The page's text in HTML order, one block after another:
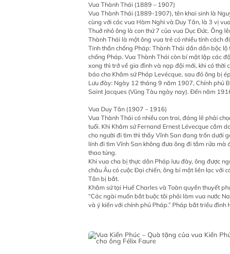
Vua Thành Thái (1889 – 1907)
Vua Thành Thái (1889-1907), tên khai sinh là
cùng với các vua Hàm Nghi và Duy Tân, là 3 vị
Thuở nhỏ ông là con thứ 7 của vua Dục Đức. Ông
Thành Thái là một ông vua trẻ có nhiều tính cách
Tinh thần chống Pháp: Thành Thái dần dần bộc
chống Pháp. Vua Thành Thái còn bí mật lập các
xong thì trở về gia đình và nạp đội mới, khi có thời
báo cho Khâm sứ Pháp Levécque, sau đó ông bị
Lưu đày: Ngày 12 tháng 9 năm 1907, Chính phủ
Saint Jacques (Vũng Tàu ngày nay). Đến năm
Vua Duy Tân (1907 – 1916)
Vua Thành Thái có nhiều con trai, đáng lẽ phải
tuổi. Khi Khâm sứ Fernand Ernest Lévecque cầm
cho người đi tìm thì thấy Vĩnh San đang trốn dưới
lính đi tìm Vĩnh San không đưa ông đi tắm rửa
thao túng.
Khi vua cha bị thực dân Pháp lưu đày, ông được
châu Âu có cuộc Đại chiến, ông bí mật liên lạc với
Tân bị bắt.
Khâm sứ tại Huế Charles và Toàn quyền thuyết
“Các ngài muốn bắt buộc tôi phải làm vua nước
và ý kiến với chính phủ Pháp.” Pháp bắt triều